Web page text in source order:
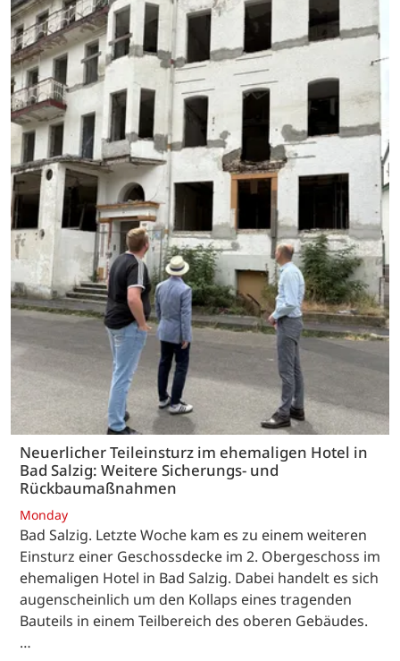
Neuerlicher Teileinsturz im ehemaligen Hotel in
Bad Salzig: Weitere Sicherungs- und
Rückbaumaßnahmen
Monday
Bad Salzig. Letzte Woche kam es zu einem weiteren
Einsturz einer Geschossdecke im 2. Obergeschoss im
ehemaligen Hotel in Bad Salzig. Dabei handelt es sich
augenscheinlich um den Kollaps eines tragenden
Bauteils in einem Teilbereich des oberen Gebäudes.
…